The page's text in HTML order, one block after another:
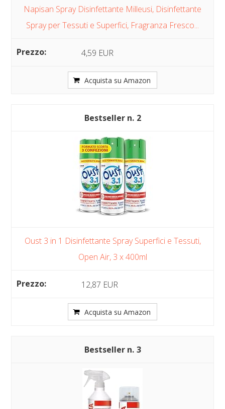
Napisan Spray Disinfettante Milleusi, Disinfettante
Spray per Tessuti e Superfici, Fragranza Fresco...
4,59 EUR
Acquista su Amazon
2
Oust 3 in 1 Disinfettante Spray Superfici e Tessuti,
Open Air, 3 x 400ml
12,87 EUR
Acquista su Amazon
3